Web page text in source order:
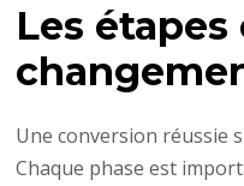
Les
Une conversion réussie
Chaque phase est